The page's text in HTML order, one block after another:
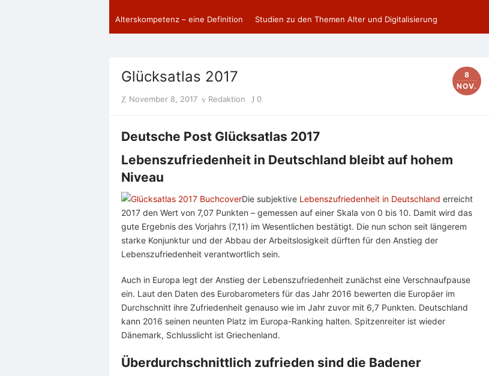
Alterskompetenz – eine Definition Studien zu den Themen Alter und Digitalisierung
Glücksatlas 2017
8
NOV.
Posted
November 8, 2017 Author
Redaktion 0
Deutsche Post Glücksatlas 2017
Lebenszufriedenheit in Deutschland bleibt auf hohem
Niveau
Die subjektive Lebenszufriedenheit in Deutschland erreicht
2017 den Wert von 7,07 Punkten – gemessen auf einer Skala von 0 bis 10. Damit wird das
gute Ergebnis des Vorjahrs (7,11) im Wesentlichen bestätigt. Die nun schon seit längerem
starke Konjunktur und der Abbau der Arbeitslosigkeit dürften für den Anstieg der
Lebenszufriedenheit verantwortlich sein.
Auch in Europa legt der Anstieg der Lebenszufriedenheit zunächst eine Verschnaufpause
ein. Laut den Daten des Eurobarometers für das Jahr 2016 bewerten die Europäer im
Durchschnitt ihre Zufriedenheit genauso wie im Jahr zuvor mit 6,7 Punkten. Deutschland
kann 2016 seinen neunten Platz im Europa-Ranking halten. Spitzenreiter ist wieder
Dänemark, Schlusslicht ist Griechenland.
Überdurchschnittlich zufrieden sind die Badener